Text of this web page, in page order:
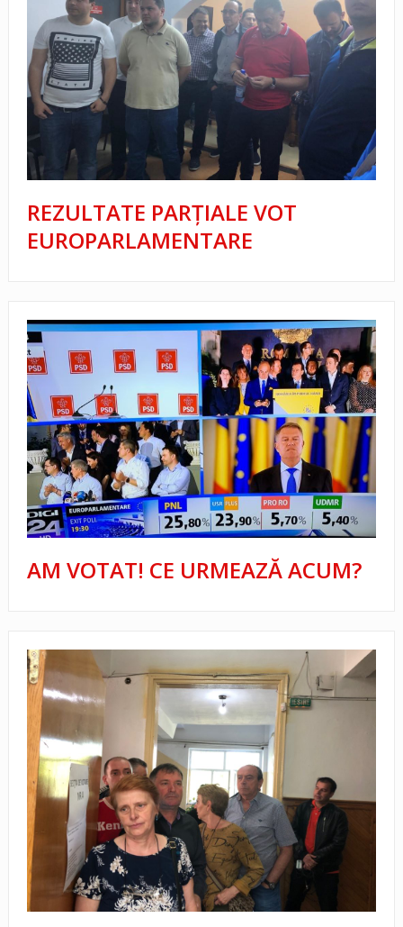
REZULTATE PARŢIALE VOT
EUROPARLAMENTARE
AM VOTAT! CE URMEAZĂ ACUM?